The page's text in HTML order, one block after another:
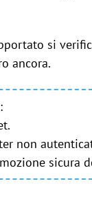
si
ancora.
non
sicura